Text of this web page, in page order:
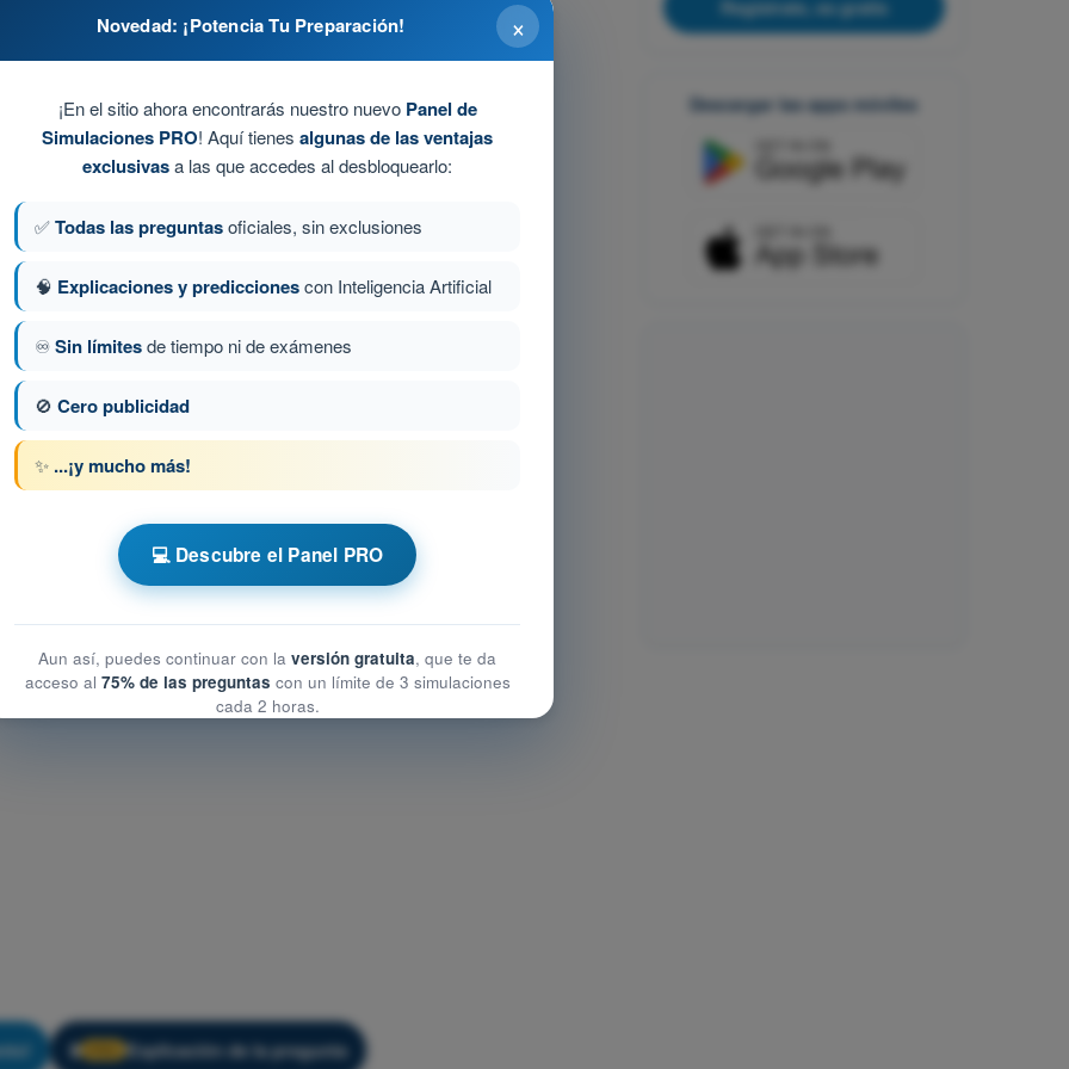
sostenida) y la variabilidad o fluctuación
82 de 223
de Entrenamiento Drones A2 - Meteorología
🔒 Explicación de la pregunta
Regístrate, es gratis
Descargar las apps móviles
×
Novedad: ¡Potencia Tu Preparación!
¡En el sitio ahora encontrarás nuestro nuevo Panel de
Simulaciones PRO! Aquí tienes algunas de las ventajas
exclusivasa las que accedes al desbloquearlo:
✅Todas las preguntasoficiales, sin exclusiones
🧠 Explicaciones y prediccionescon Inteligencia Artificial
♾️Sin límitesde tiempo ni de exámenes
🚫 Cero publicidad
✨ ...¡y mucho más!
💻 Descubre el Panel PRO
Aun así, puedes continuar con la versión gratuita, que te da
acceso al 75% de las preguntas con un límite de 3 simulaciones
cada 2 horas.